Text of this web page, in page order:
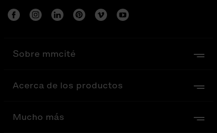
Sobre mmcité
Acerca de los productos
Mucho más